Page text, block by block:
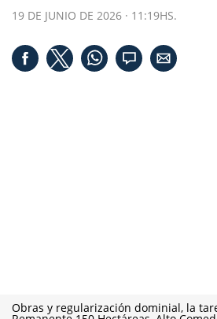
19 DE JUNIO DE 2026 · 11:19HS.
Obras y regularización dominial, la